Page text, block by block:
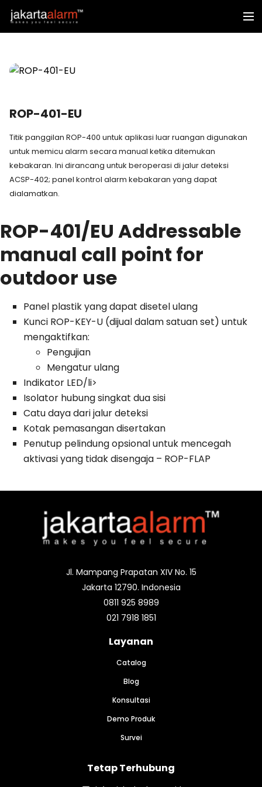
ROP-401-EU
Titik panggilan ROP-400 untuk aplikasi luar ruangan digunakan
untuk memicu alarm secara manual ketika ditemukan
kebakaran. Ini dirancang untuk beroperasi di jalur deteksi
ACSP-402; panel kontrol alarm kebakaran yang dapat
dialamatkan.
ROP-401/EU Addressable
manual call point for
outdoor use
Panel plastik yang dapat disetel ulang
Kunci ROP-KEY-U (dijual dalam satuan set) untuk
mengaktifkan:
Pengujian
Mengatur ulang
Indikator LED/li>
Isolator hubung singkat dua sisi
Catu daya dari jalur deteksi
Kotak pemasangan disertakan
Penutup pelindung opsional untuk mencegah
aktivasi yang tidak disengaja – ROP-FLAP
Jl. Mampang Prapatan XIV No. 15
Jakarta 12790. Indonesia
0811 925 8989
021 7918 1851
Layanan
Catalog
Blog
Konsultasi
Demo Produk
Survei
Tetap Terhubung